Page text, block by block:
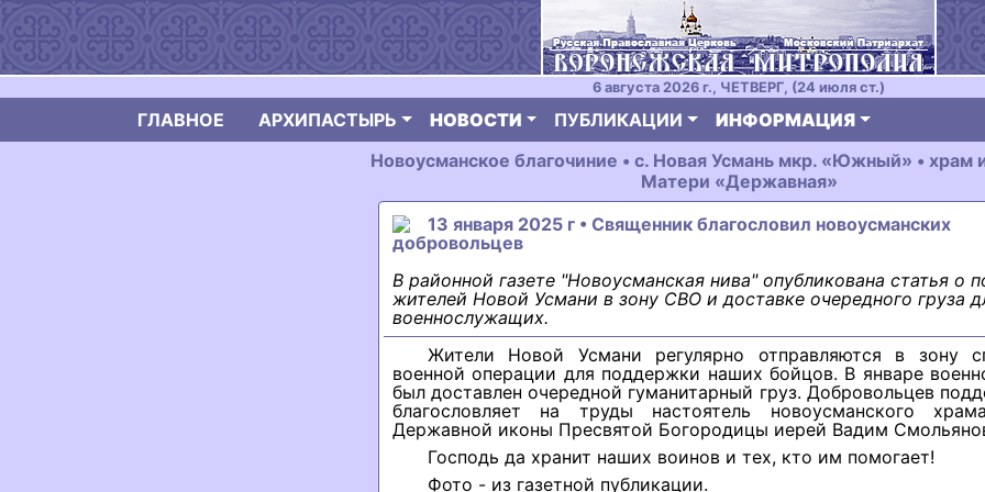
6 августа 2026 г., ЧЕТВЕРГ, (24 июля ст.)
ГЛАВНОЕ АРХИПАСТЫРЬ НОВОСТИ ПУБЛИКАЦИИ
ИНФОРМАЦИЯ
Новоусманское благочиние • с. Новая Усмань мкр. «Южный» •
Матери «Державная»
13 января 2025 г • Священник благословил новоусманских
добровольцев
В районной газете "Новоусманская нива" опубликована статья о
жителей Новой Усмани в зону СВО и доставке очередного груза
военнослужащих.
Жители Новой Усмани регулярно отправляются в зону
военной операции для поддержки наших бойцов. В январе
был доставлен очередной гуманитарный груз. Добровольцев
благословляет на труды настоятель новоусманского
Державной иконы Пресвятой Богородицы иерей Вадим
Господь да хранит наших воинов и тех, кто им помогает!
Фото - из газетной публикации.